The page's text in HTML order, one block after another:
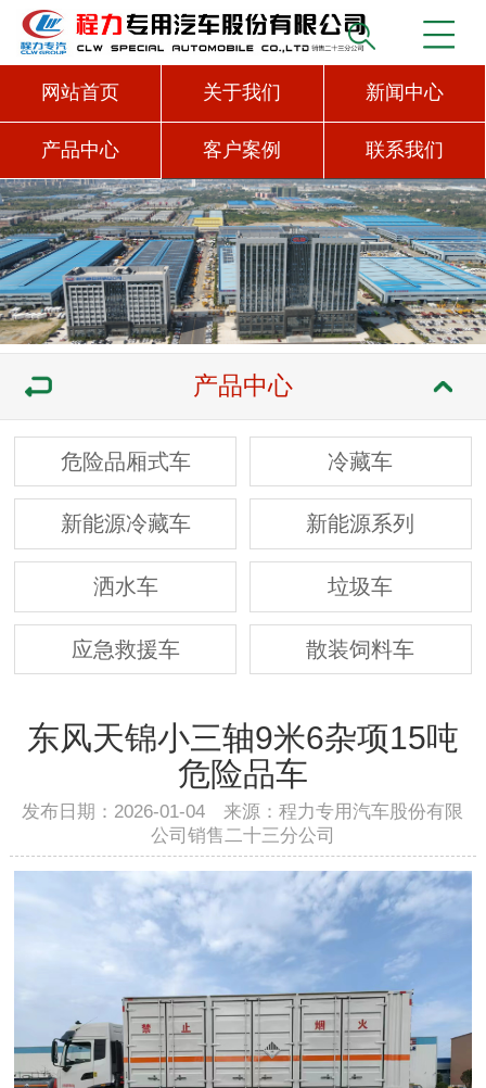
网站首页 关于我们 新闻中心
产品中心 客户案例 联系我们
产品中心
危险品厢式车 冷藏车
新能源冷藏车 新能源系列
洒水车 垃圾车
应急救援车 散装饲料车
东风天锦小三轴9米6杂项15吨
危险品车
发布日期：2026-01-04 来源：程力专用汽车股份有限
公司销售二十三分公司